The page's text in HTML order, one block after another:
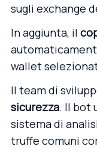
sugli exchange
In aggiunta, il
wallet
Il team di
sicurezza. Il bot
sistema di
truffe comuni